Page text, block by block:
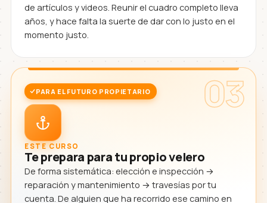
de artículos y videos. Reunir el cuadro completo lleva
años, y hace falta la suerte de dar con lo justo en el
momento justo.
03
PARA EL FUTURO PROPIETARIO
ESTE CURSO
Te prepara para tu propio velero
De forma sistemática: elección e inspección →
reparación y mantenimiento → travesías por tu
cuenta. De alguien que ha recorrido ese camino en